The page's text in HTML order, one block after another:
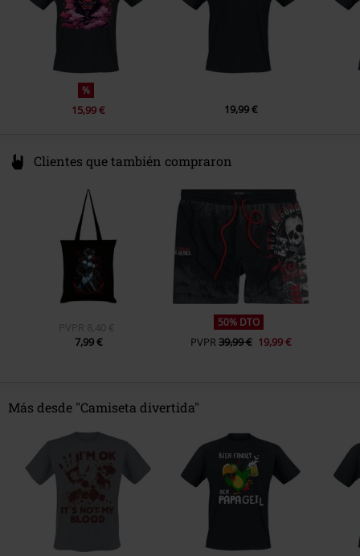
Peso/Gramaje - Camisetas
Camiseta básica (aprox. 150 g/m²)
- Lightweight
%
15,99 € 19,99 €
Clientes que también compraron
PVPR 8,40 €
7,99 €
50% DTO
PVPR39,99 € 19,99 €
Más desde "Camiseta divertida"